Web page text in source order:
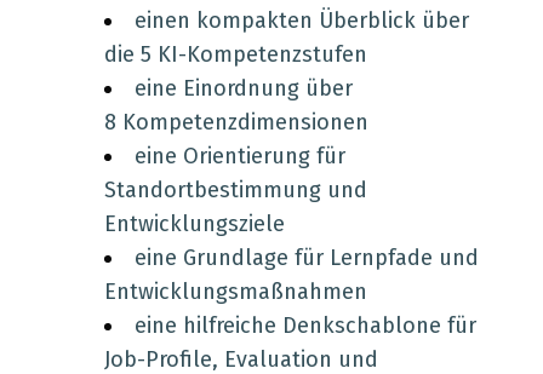
einen kompakten Überblick über
die 5 KI-Kompetenzstufen
eine Einordnung über
8 Kompetenzdimensionen
eine Orientierung für
Standortbestimmung und
Entwicklungsziele
eine Grundlage für Lernpfade und
Entwicklungsmaßnahmen
eine hilfreiche Denkschablone für
Job-Profile, Evaluation und